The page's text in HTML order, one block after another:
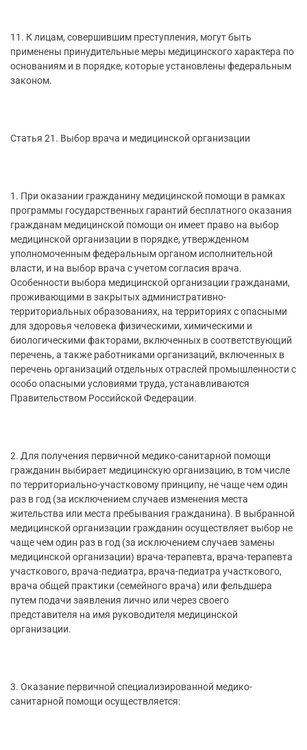
11. К лицам, совершившим преступления, могут быть
применены принудительные меры медицинского характера по
основаниям и в порядке, которые установлены федеральным
законом.
Статья 21. Выбор врача и медицинской организации
1. При оказании гражданину медицинской помощи в рамках
программы государственных гарантий бесплатного оказания
гражданам медицинской помощи он имеет право на выбор
медицинской организации в порядке, утвержденном
уполномоченным федеральным органом исполнительной
власти, и на выбор врача с учетом согласия врача.
Особенности выбора медицинской организации гражданами,
проживающими в закрытых административно-
территориальных образованиях, на территориях с опасными
для здоровья человека физическими, химическими и
биологическими факторами, включенных в соответствующий
перечень, а также работниками организаций, включенных в
перечень организаций отдельных отраслей промышленности с
особо опасными условиями труда, устанавливаются
Правительством Российской Федерации.
2. Для получения первичной медико-санитарной помощи
гражданин выбирает медицинскую организацию, в том числе
по территориально-участковому принципу, не чаще чем один
раз в год (за исключением случаев изменения места
жительства или места пребывания гражданина). В выбранной
медицинской организации гражданин осуществляет выбор не
чаще чем один раз в год (за исключением случаев замены
медицинской организации) врача-терапевта, врача-терапевта
участкового, врача-педиатра, врача-педиатра участкового,
врача общей практики (семейного врача) или фельдшера
путем подачи заявления лично или через своего
представителя на имя руководителя медицинской
организации.
3. Оказание первичной специализированной медико-
санитарной помощи осуществляется: